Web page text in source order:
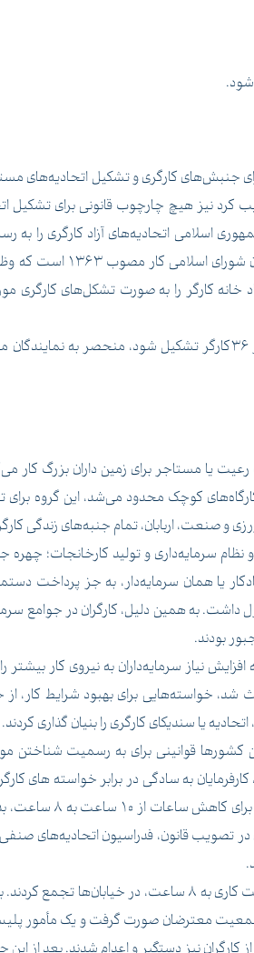
تلاش‌هایی برای جنبش‌های کارگری و تشکیل
نرسید. حتی قانون کاری که مجمع تشخیص مصلحت نظام در سال 1369 تصویب کرد نیز
اسلامی اتحادیه‌های آزاد کارگری را
نهادهایی تحت عنوان شوراهای اسلامی
خانه کارگر را به صورت تشکل‌های کارگری
اتحادیه‌های مستقل کارگری مانند اعضای شورای اسلامی کار که می تواند در کارگاه‌هایی با
یا مستاجر برای زمین داران بزرگ کار
کوچک محدود می‌شد، این گروه برای
و صنعت، اربابان، تمام جنبه‌های زندگی
شد و نظام سرمایه‌داری و تولید
یا همان سرمایه‌دار، به جز پرداخت
داشت. به همین دلیل، کارگران در جوامع
بودند.
قرن 19 میلادی به رشد تولید منجر شد که افزایش نیاز
کار شد. آگاهی کارگران از وابستگی بین سرمایه و کار در دهه‌های پایانی سده 19 باعث
یا سندیکای کارگری را بنیان گذاری کردند.
قوانینی برای به رسمیت شناختن
به سادگی در برابر خواسته های
آنان حمایت می‌کردند. در اوایل
در تصویب قانون، فدراسیون اتحادیه‌های
شیکاگو انفجاری در میان جمعیت معترضان صورت گرفت
نیز دستگیر و اعدام شدند. بعد از